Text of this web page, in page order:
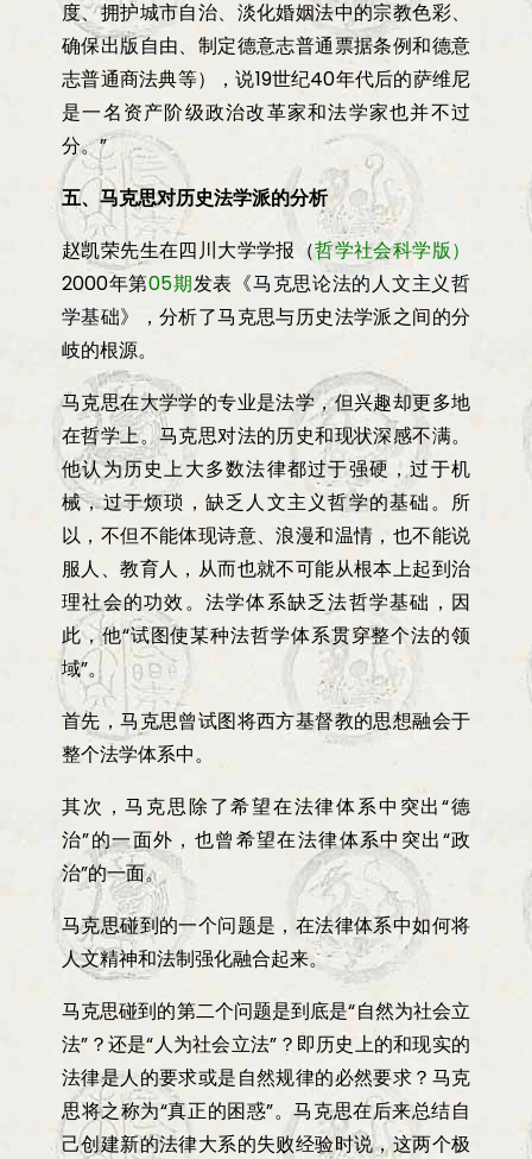
度、拥护城市自治、淡化婚姻法中的宗教色彩、
确保出版自由、制定德意志普通票据条例和德意
志普通商法典等），说19世纪40年代后的萨维尼
是一名资产阶级政治改革家和法学家也并不过
分。”
五、马克思对历史法学派的分析
赵凯荣先生在四川大学学报 （哲学社会科学版）
2000年第05期发表《马克思论法的人文主义哲
学基础》，分析了马克思与历史法学派之间的分
岐的根源。
马克思在大学学的专业是法学，但兴趣却更多地
在哲学上。马克思对法的历史和现状深感不满。
他认为历史上大多数法律都过于强硬，过于机
械，过于烦琐，缺乏人文主义哲学的基础。所
以，不但不能体现诗意、浪漫和温情，也不能说
服人、教育人，从而也就不可能从根本上起到治
理社会的功效。法学体系缺乏法哲学基础，因
此，他“试图使某种法哲学体系贯穿整个法的领
域”。
首先，马克思曾试图将西方基督教的思想融会于
整个法学体系中。
其次，马克思除了希望在法律体系中突出“德
治”的一面外，也曾希望在法律体系中突出“政
治”的一面。
马克思碰到的一个问题是，在法律体系中如何将
人文精神和法制强化融合起来。
马克思碰到的第二个问题是到底是“自然为社会立
法” ？还是“人为社会立法” ？即历史上的和现实的
法律是人的要求或是自然规律的必然要求？马克
思将之称为“真正的困惑”。马克思在后来总结自
己创建新的法律大系的失败经验时说，这两个极